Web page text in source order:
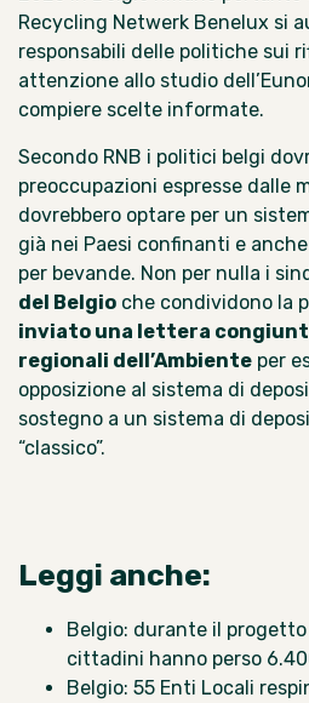
Recycling Netwerk Benelux si
responsabili delle politiche sui
attenzione allo studio
compiere scelte informate.
Secondo RNB i politici belgi
preoccupazioni espresse dalle
dovrebbero optare per un
già nei Paesi confinanti e
per bevande. Non per nulla i
del Belgio che condividono la
inviato una lettera
regionali dell’Ambiente per
opposizione al sistema di
sostegno a un sistema di
“classico”.
Leggi anche:
Belgio: durante il
cittadini hanno perso
Belgio: 55 Enti Locali